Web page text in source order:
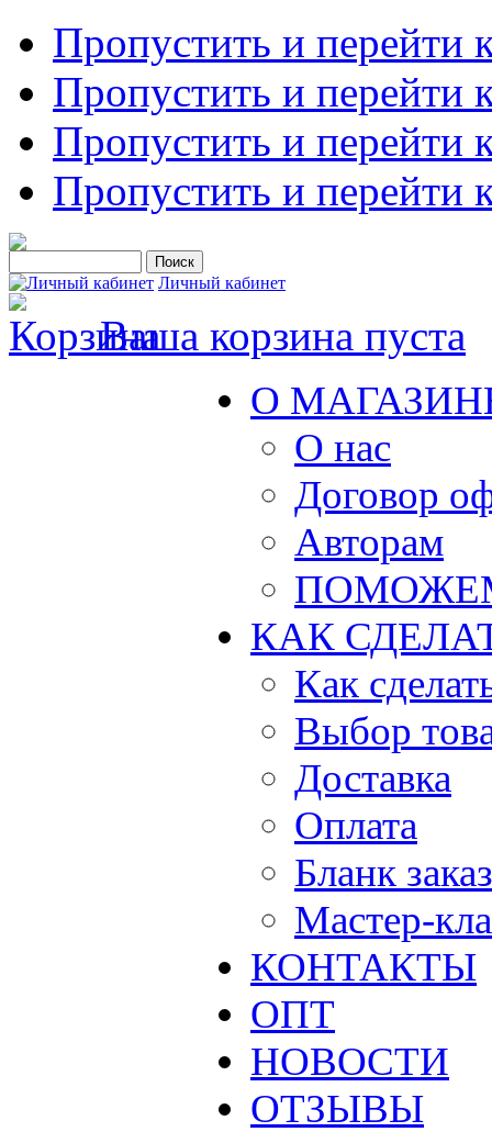
Пропустить и перейти
Пропустить и перейти
Пропустить и перейти
Пропустить и перейти
Личный кабинет
Ваша корзина пуста
О
О нас
Договор
Авторам
КАК
Как
Выбор
Доставка
Оплата
Бланк
Мастер-
КОНТАКТЫ
ОПТ
НОВОСТИ
ОТЗЫВЫ